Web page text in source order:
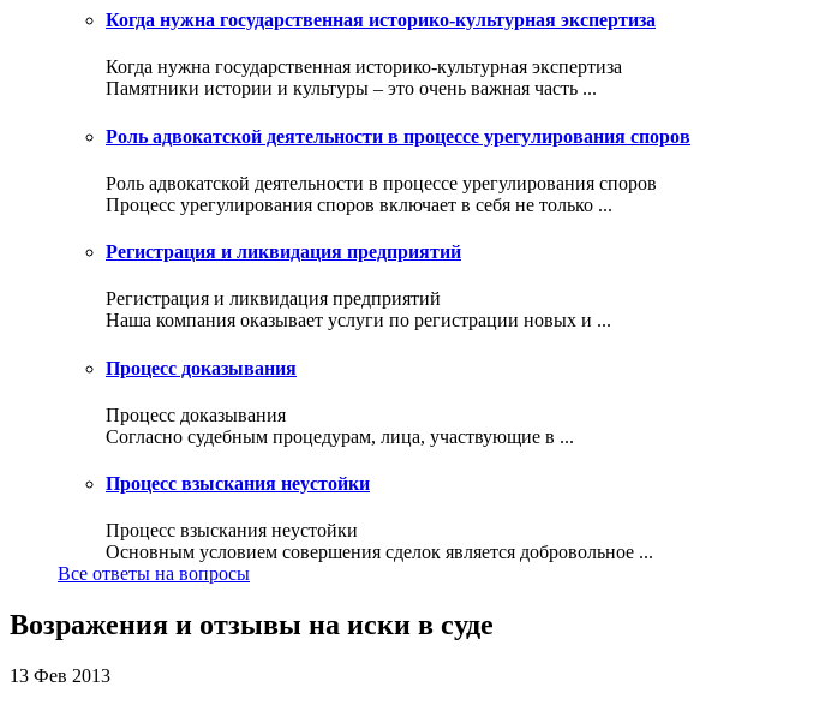
Когда нужна государственная историко-культурная экспертиза
Когда нужна государственная историко-культурная экспертиза
Памятники истории и культуры – это очень важная часть ...
Роль адвокатской деятельности в процессе урегулирования споров
Роль адвокатской деятельности в процессе урегулирования споров
Процесс урегулирования споров включает в себя не только ...
Регистрация и ликвидация предприятий
Регистрация и ликвидация предприятий
Наша компания оказывает услуги по регистрации новых и ...
Процесс доказывания
Процесс доказывания
Согласно судебным процедурам, лица, участвующие в ...
Процесс взыскания неустойки
Процесс взыскания неустойки
Основным условием совершения сделок является добровольное ...
Все ответы на вопросы
Возражения и отзывы на иски в суде
13 Фев 2013